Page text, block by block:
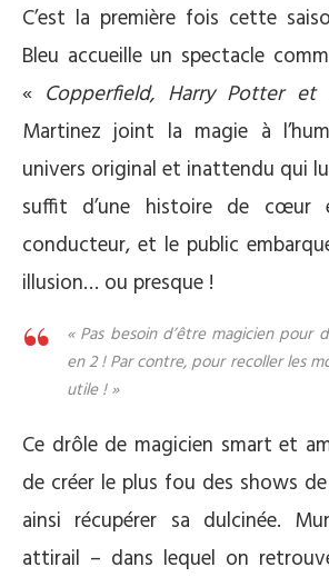
C’est la première fois cette
Bleu accueille un spectacle
« Copperfield, Harry Potter
Martinez joint la magie à
univers original et inattendu qui
suffit d’une histoire de cœur
conducteur, et le public
illusion… ou presque !
« Pas besoin d’être magicien pour
en 2 ! Par contre, pour recoller les
utile ! »
Ce drôle de magicien smart et
de créer le plus fou des shows
ainsi récupérer sa dulcinée.
attirail – dans lequel on